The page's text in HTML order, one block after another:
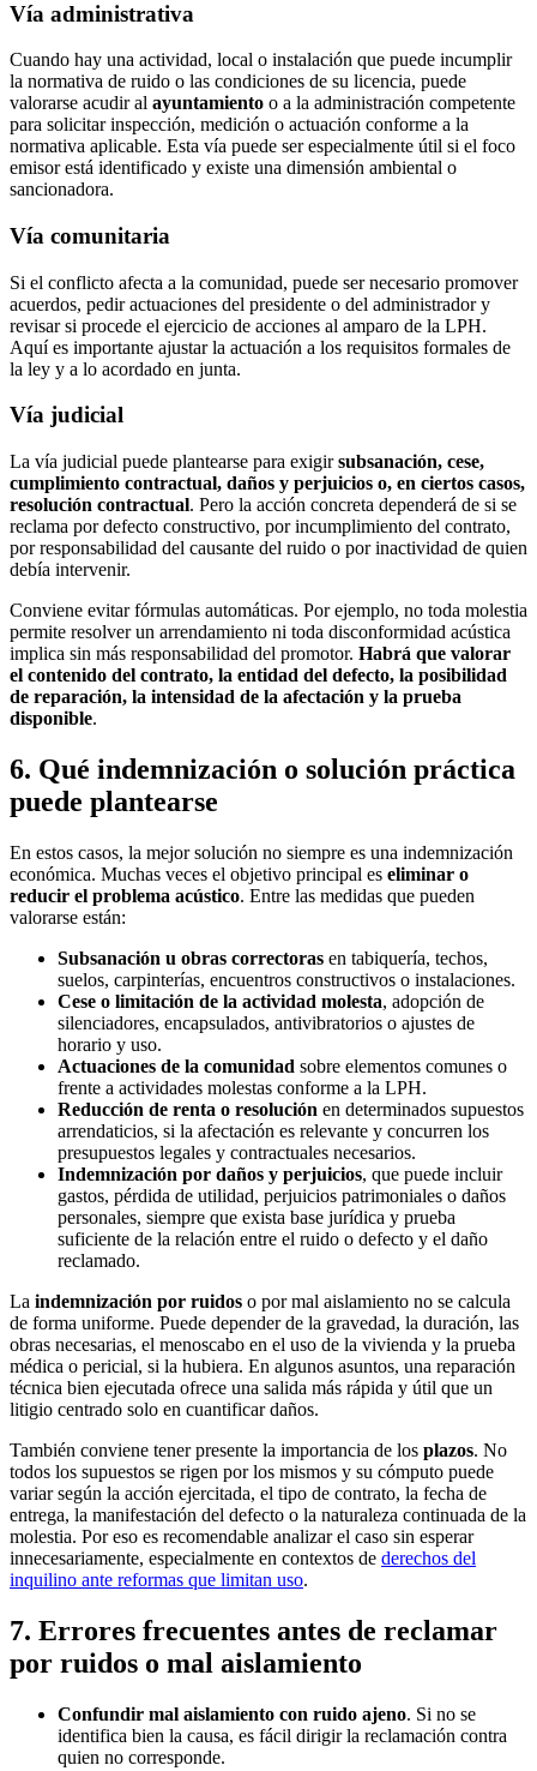
Vía administrativa
Cuando hay una actividad, local o instalación que puede incumplir
la normativa de ruido o las condiciones de su licencia, puede
valorarse acudir al ayuntamiento o a la administración competente
para solicitar inspección, medición o actuación conforme a la
normativa aplicable. Esta vía puede ser especialmente útil si el foco
emisor está identificado y existe una dimensión ambiental o
sancionadora.
Vía comunitaria
Si el conflicto afecta a la comunidad, puede ser necesario promover
acuerdos, pedir actuaciones del presidente o del administrador y
revisar si procede el ejercicio de acciones al amparo de la LPH.
Aquí es importante ajustar la actuación a los requisitos formales de
la ley y a lo acordado en junta.
Vía judicial
La vía judicial puede plantearse para exigirsubsanación, cese,
cumplimiento contractual, daños y perjuicios o, en ciertos casos,
resolución contractual. Pero la acción concreta dependerá de si se
reclama por defecto constructivo, por incumplimiento del contrato,
por responsabilidad del causante del ruido o por inactividad de quien
debía intervenir.
Conviene evitar fórmulas automáticas. Por ejemplo, no toda molestia
permite resolver un arrendamiento ni toda disconformidad acústica
implica sin más responsabilidad del promotor. Habrá que valorar
el contenido del contrato, la entidad del defecto, la posibilidad
de reparación, la intensidad de la afectación y la prueba
disponible.
6. Qué indemnización o solución práctica
puede plantearse
En estos casos, la mejor solución no siempre es una indemnización
económica. Muchas veces el objetivo principal es eliminar o
reducir el problema acústico. Entre las medidas que pueden
valorarse están:
Subsanación u obras correctoras en tabiquería, techos,
suelos, carpinterías, encuentros constructivos o instalaciones.
Cese o limitación de la actividad molesta, adopción de
silenciadores, encapsulados, antivibratorios o ajustes de
horario y uso.
Actuaciones de la comunidad sobre elementos comunes o
frente a actividades molestas conforme a la LPH.
Reducción de renta o resolución en determinados supuestos
arrendaticios, si la afectación es relevante y concurren los
presupuestos legales y contractuales necesarios.
Indemnización por daños y perjuicios, que puede incluir
gastos, pérdida de utilidad, perjuicios patrimoniales o daños
personales, siempre que exista base jurídica y prueba
suficiente de la relación entre el ruido o defecto y el daño
reclamado.
La indemnización por ruidos o por mal aislamiento no se calcula
de forma uniforme. Puede depender de la gravedad, la duración, las
obras necesarias, el menoscabo en el uso de la vivienda y la prueba
médica o pericial, si la hubiera. En algunos asuntos, una reparación
técnica bien ejecutada ofrece una salida más rápida y útil que un
litigio centrado solo en cuantificar daños.
También conviene tener presente la importancia de los plazos. No
todos los supuestos se rigen por los mismos y su cómputo puede
variar según la acción ejercitada, el tipo de contrato, la fecha de
entrega, la manifestación del defecto o la naturaleza continuada de la
molestia. Por eso es recomendable analizar el caso sin esperar
innecesariamente, especialmente en contextos de derechos del
inquilino ante reformas que limitan uso.
7. Errores frecuentes antes de reclamar
por ruidos o mal aislamiento
Confundir mal aislamiento con ruido ajeno. Si no se
identifica bien la causa, es fácil dirigir la reclamación contra
quien no corresponde.